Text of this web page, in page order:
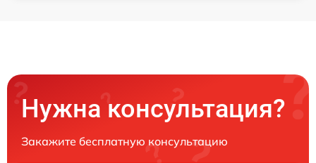
Нужна консультация?
Закажите бесплатную консультацию